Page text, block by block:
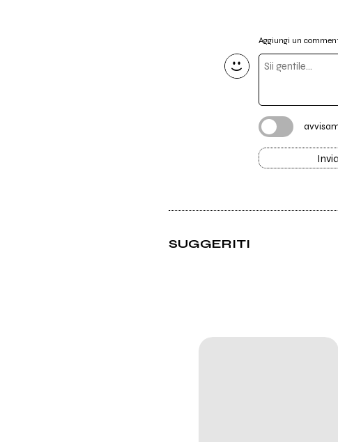
Aggiungi un
Invia
SUGGERITI